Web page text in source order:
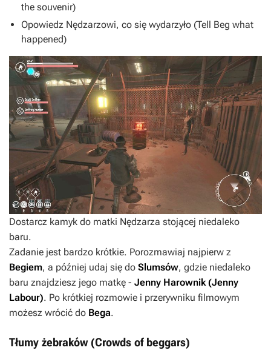
the souvenir)
Opowiedz Nędzarzowi, co się wydarzyło (Tell Beg what
happened)
Dostarcz kamyk do matki Nędzarza stojącej niedaleko
baru.
Zadanie jest bardzo krótkie. Porozmawiaj najpierw z
Begiem, a później udaj się do Slumsów, gdzie niedaleko
baru znajdziesz jego matkę - Jenny Harownik (Jenny
Labour). Po krótkiej rozmowie i przerywniku filmowym
możesz wrócić do Bega.
Tłumy żebraków (Crowds of beggars)